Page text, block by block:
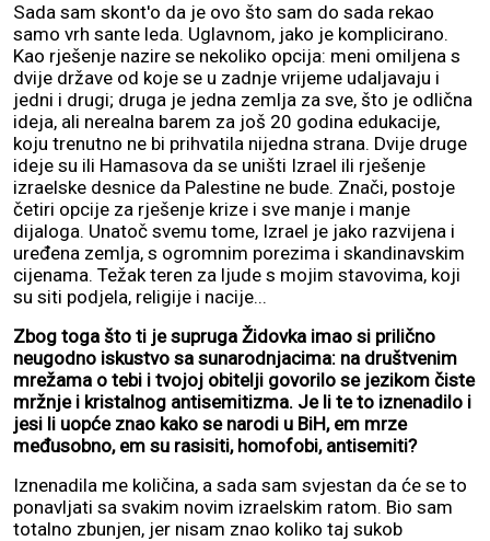
Sada sam skont'o da je ovo što sam do sada rekao
samo vrh sante leda. Uglavnom, jako je komplicirano.
Kao rješenje nazire se nekoliko opcija: meni omiljena s
dvije države od koje se u zadnje vrijeme udaljavaju i
jedni i drugi; druga je jedna zemlja za sve, što je odlična
ideja, ali nerealna barem za još 20 godina edukacije,
koju trenutno ne bi prihvatila nijedna strana. Dvije druge
ideje su ili Hamasova da se uništi Izrael ili rješenje
izraelske desnice da Palestine ne bude. Znači, postoje
četiri opcije za rješenje krize i sve manje i manje
dijaloga. Unatoč svemu tome, Izrael je jako razvijena i
uređena zemlja, s ogromnim porezima i skandinavskim
cijenama. Težak teren za ljude s mojim stavovima, koji
su siti podjela, religije i nacije...
Zbog toga što ti je supruga Židovka imao si prilično
neugodno iskustvo sa sunarodnjacima: na društvenim
mrežama o tebi i tvojoj obitelji govorilo se jezikom čiste
mržnje i kristalnog antisemitizma. Je li te to iznenadilo i
jesi li uopće znao kako se narodi u BiH, em mrze
međusobno, em su rasisiti, homofobi, antisemiti?
Iznenadila me količina, a sada sam svjestan da će se to
ponavljati sa svakim novim izraelskim ratom. Bio sam
totalno zbunjen, jer nisam znao koliko taj sukob